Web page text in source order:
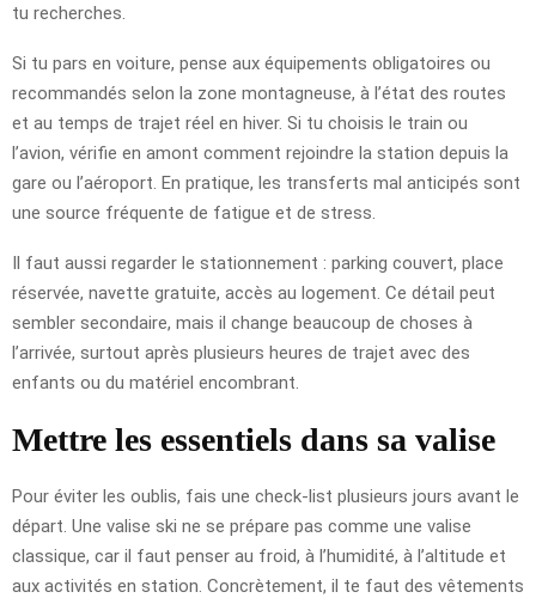
tu recherches.
Si tu pars en voiture, pense aux équipements obligatoires ou
recommandés selon la zone montagneuse, à l’état des routes
et au temps de trajet réel en hiver. Si tu choisis le train ou
l’avion, vérifie en amont comment rejoindre la station depuis la
gare ou l’aéroport. En pratique, les transferts mal anticipés sont
une source fréquente de fatigue et de stress.
Il faut aussi regarder le stationnement : parking couvert, place
réservée, navette gratuite, accès au logement. Ce détail peut
sembler secondaire, mais il change beaucoup de choses à
l’arrivée, surtout après plusieurs heures de trajet avec des
enfants ou du matériel encombrant.
Mettre les essentiels dans sa valise
Pour éviter les oublis, fais une check-list plusieurs jours avant le
départ. Une valise ski ne se prépare pas comme une valise
classique, car il faut penser au froid, à l’humidité, à l’altitude et
aux activités en station. Concrètement, il te faut des vêtements